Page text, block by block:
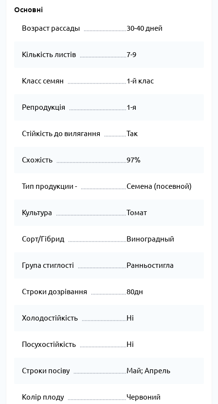
Основні
Возраст рассады 30-40 дней
Кількість листів 7-9
Класс семян 1-й клас
Репродукція 1-я
Стійкість до вилягання Так
Схожість 97%
Тип продукции - Семена (посевной)
Культура Томат
Сорт/Гібрид Виноградный
Група стиглості Ранньостигла
Строки дозрівання 80дн
Холодостійкість Ні
Посухостійкість Ні
Строки посіву Май; Апрель
Колір плоду Червоний